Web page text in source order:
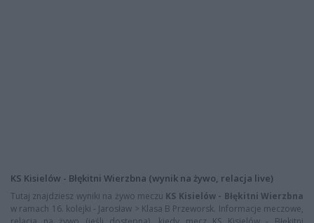
KS Kisielów - Błękitni Wierzbna (wynik na żywo, relacja live)
Tutaj znajdziesz wyniki na żywo meczu KS Kisielów - Błękitni Wierzbna
w ramach 16. kolejki - Jarosław > Klasa B Przeworsk. Informacje meczowe,